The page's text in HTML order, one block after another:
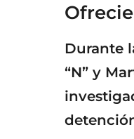
Durante
“N” y